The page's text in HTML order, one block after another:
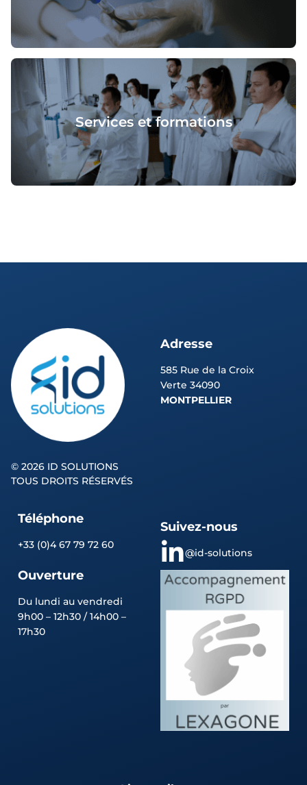
Services et formations
© 2026 ID SOLUTIONS
TOUS DROITS RÉSERVÉS
Adresse
585 Rue de la Croix
Verte 34090
MONTPELLIER
Téléphone
+33 (0)4 67 79 72 60
Ouverture
Du lundi au vendredi
9h00 – 12h30 / 14h00 –
17h30
Suivez-nous
@id-solutions